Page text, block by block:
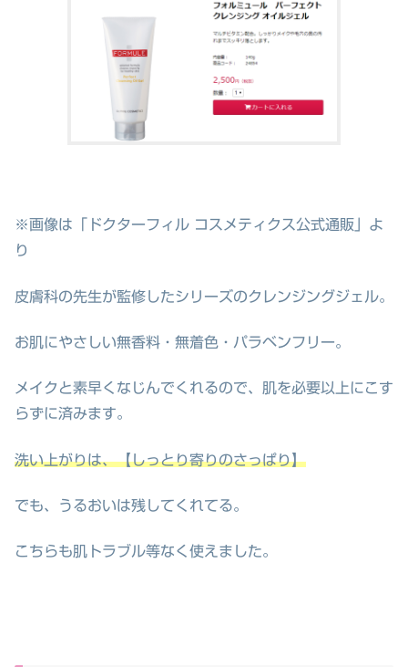
※画像は「ドクターフィル コスメティクス公式通販」よ
り
皮膚科の先生が監修したシリーズのクレンジングジェル。
お肌にやさしい無香料・無着色・パラベンフリー。
メイクと素早くなじんでくれるので、肌を必要以上にこす
らずに済みます。
洗い上がりは、【しっとり寄りのさっぱり】
でも、うるおいは残してくれてる。
こちらも肌トラブル等なく使えました。